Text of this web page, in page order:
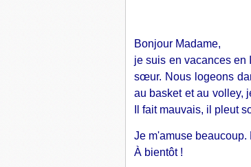
Bonjour Madame,
je suis en vacances en
sœur. Nous logeons
au basket et au volley,
Il fait mauvais, il pleut
Je m'amuse beaucoup.
À bientôt !